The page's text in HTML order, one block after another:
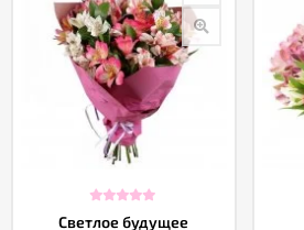
Светлое будущее